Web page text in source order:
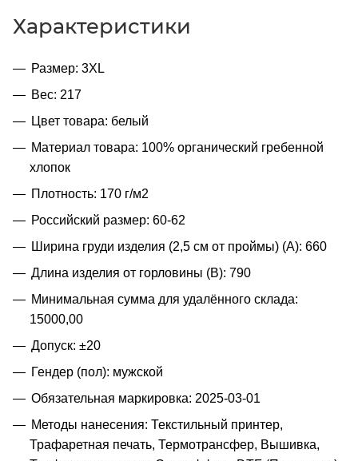
Характеристики
Размер: 3XL
Вес: 217
Цвет товара: белый
Материал товара: 100% органический гребенной
хлопок
Плотность: 170 г/м2
Российский размер: 60-62
Ширина груди изделия (2,5 см от проймы) (A): 660
Длина изделия от горловины (B): 790
Минимальная сумма для удалённого склада:
15000,00
Допуск: ±20
Гендер (пол): мужской
Обязательная маркировка: 2025-03-01
Методы нанесения: Текстильный принтер,
Трафаретная печать, Термотрансфер, Вышивка,